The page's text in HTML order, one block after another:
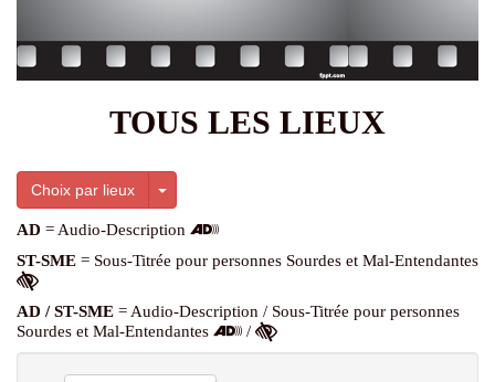
TOUS LES LIEUX
Choix par lieux Toggle Dropdown
AD = Audio-Description
ST-SME = Sous-Titrée pour personnes Sourdes et Mal-Entendantes
AD / ST-SME = Audio-Description / Sous-Titrée pour personnes
Sourdes et Mal-Entendantes
/